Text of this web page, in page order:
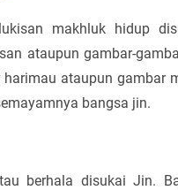
makhluk hidup
ataupun gambar-
ataupun gambar
bangsa jin.
berhala disukai Jin.